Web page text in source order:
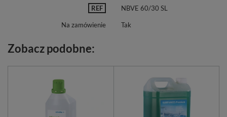
REF NBVE 60/30 SL
Na zamówienie Tak
Zobacz podobne: